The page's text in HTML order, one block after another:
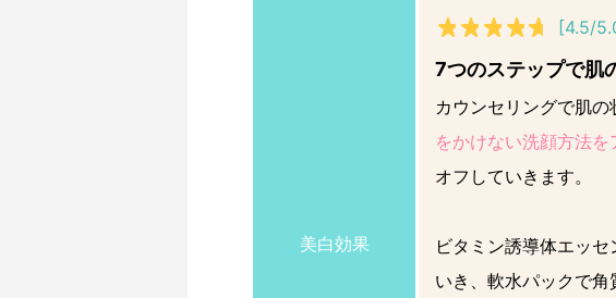
美白効果
[4.5/
7つのステップで肌
カウンセリングで肌の
をかけない洗顔方法を
オフしていきます。
ビタミン誘導体エッ
いき、軟水パックで角